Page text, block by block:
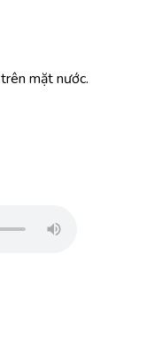
mặt nước.